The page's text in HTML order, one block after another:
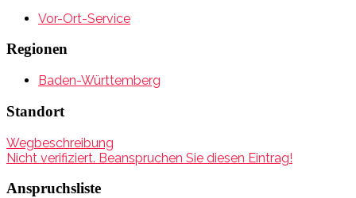
Vor-Ort-Service
Regionen
Baden-Württemberg
Standort
Wegbeschreibung
Nicht verifiziert. Beanspruchen Sie diesen Eintrag!
Anspruchsliste